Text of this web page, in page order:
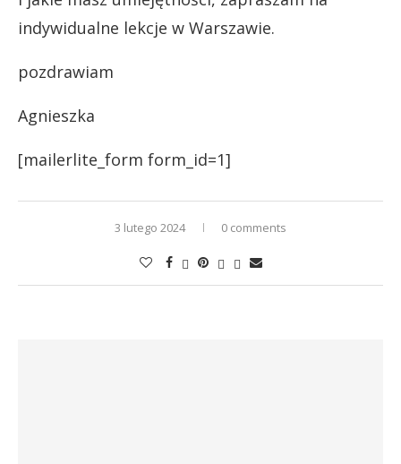
indywidualne lekcje w Warszawie.
pozdrawiam
Agnieszka
[mailerlite_form form_id=1]
3 lutego 2024 0 comments